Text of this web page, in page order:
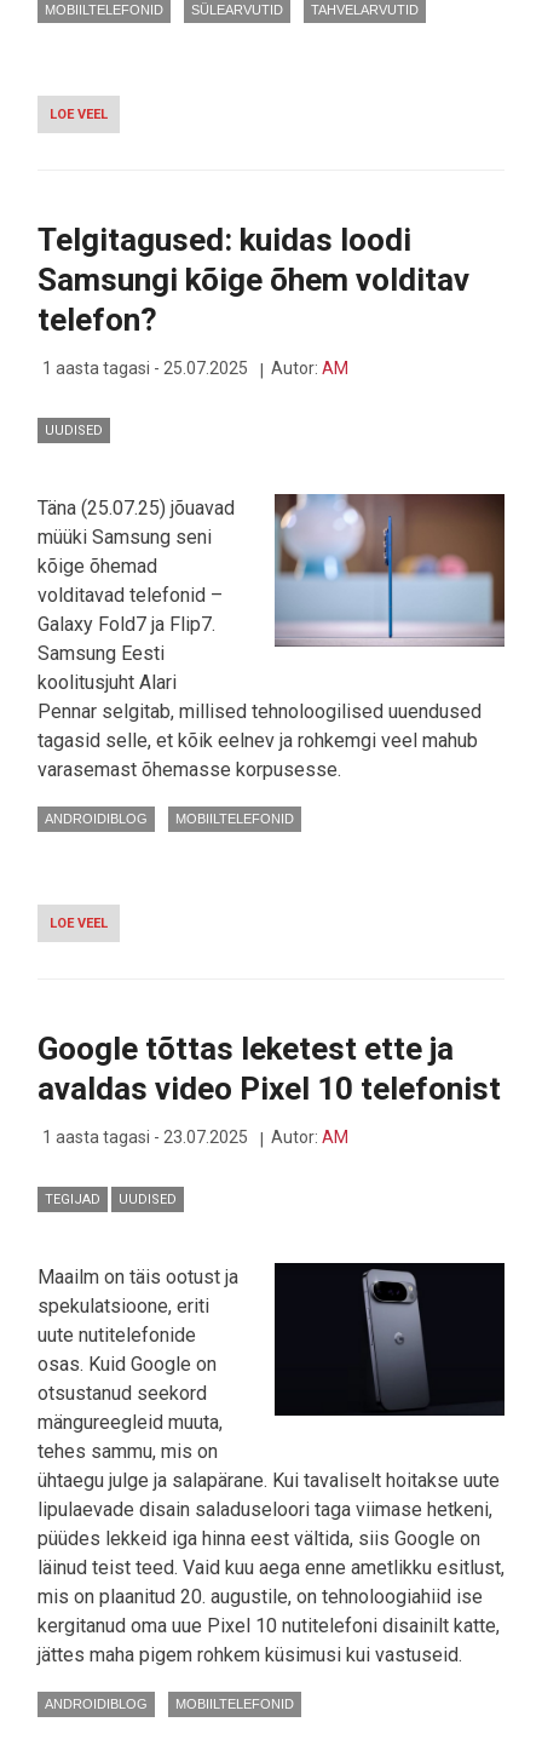
MOBIILTELEFONID SÜLEARVUTID TAHVELARVUTID
LOE VEEL
ÜLEMISTE
APPLE
PREMIUM
PARTNERI
ESINDUSSALONG
Telgitagused: kuidas loodi
Samsungi kõige õhem volditav
telefon?
1 aasta tagasi - 25.07.2025 Autor: AM
UUDISED
Täna (25.07.25) jõuavad
müüki Samsung seni
kõige õhemad
volditavad telefonid –
Galaxy Fold7 ja Flip7.
Samsung Eesti
koolitusjuht Alari
Pennar selgitab, millised tehnoloogilised uuendused
tagasid selle, et kõik eelnev ja rohkemgi veel mahub
varasemast õhemasse korpusesse.
ANDROIDIBLOG MOBIILTELEFONID
LOE VEEL
TELGITAGUSED:
ÕHEM
VOLDITAV
TELEFON?
Google tõttas leketest ette ja
avaldas video Pixel 10 telefonist
1 aasta tagasi - 23.07.2025 Autor: AM
TEGIJAD UUDISED
Maailm on täis ootust ja
spekulatsioone, eriti
uute nutitelefonide
osas. Kuid Google on
otsustanud seekord
mängureegleid muuta,
tehes sammu, mis on
ühtaegu julge ja salapärane. Kui tavaliselt hoitakse uute
lipulaevade disain saladuseloori taga viimase hetkeni,
püüdes lekkeid iga hinna eest vältida, siis Google on
läinud teist teed. Vaid kuu aega enne ametlikku esitlust,
mis on plaanitud 20. augustile, on tehnoloogiahiid ise
kergitanud oma uue Pixel 10 nutitelefoni disainilt katte,
jättes maha pigem rohkem küsimusi kui vastuseid.
ANDROIDIBLOG MOBIILTELEFONID